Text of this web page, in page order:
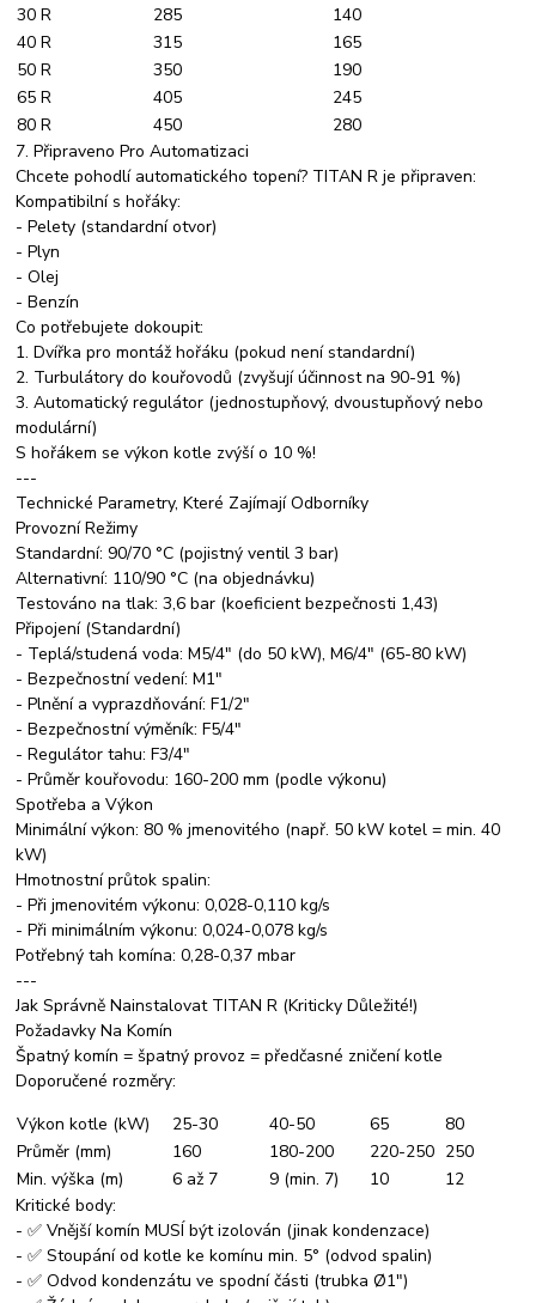
30 R
285
140
40 R
315
165
50 R
350
190
65 R
405
245
80 R
450
280
7. Připraveno Pro Automatizaci
Chcete pohodlí automatického topení? TITAN R je připraven:
Kompatibilní s hořáky:
- Pelety (standardní otvor)
- Plyn
- Olej
- Benzín
Co potřebujete dokoupit:
1. Dvířka pro montáž hořáku (pokud není standardní)
2. Turbulátory do kouřovodů (zvyšují účinnost na 90-91 %)
3. Automatický regulátor (jednostupňový, dvoustupňový nebo
modulární)
S hořákem se výkon kotle zvýší o 10 %!
---
Technické Parametry, Které Zajímají Odborníky
Provozní Režimy
Standardní: 90/70 °C (pojistný ventil 3 bar)
Alternativní: 110/90 °C (na objednávku)
Testováno na tlak: 3,6 bar (koeficient bezpečnosti 1,43)
Připojení (Standardní)
- Teplá/studená voda: M5/4" (do 50 kW), M6/4" (65-80 kW)
- Bezpečnostní vedení: M1"
- Plnění a vyprazdňování: F1/2"
- Bezpečnostní výměník: F5/4"
- Regulátor tahu: F3/4"
- Průměr kouřovodu: 160-200 mm (podle výkonu)
Spotřeba a Výkon
Minimální výkon: 80 % jmenovitého (např. 50 kW kotel = min. 40
kW)
Hmotnostní průtok spalin:
- Při jmenovitém výkonu: 0,028-0,110 kg/s
- Při minimálním výkonu: 0,024-0,078 kg/s
Potřebný tah komína: 0,28-0,37 mbar
---
Jak Správně Nainstalovat TITAN R (Kriticky Důležité!)
Požadavky Na Komín
Špatný komín = špatný provoz = předčasné zničení kotle
Doporučené rozměry:
Výkon kotle (kW)
25-30 40-50 65
80
Průměr (mm)
160 180-200 220-250 250
Min. výška (m)
6 až 7 9 (min. 7) 10
12
Kritické body:
- ✅ Vnější komín MUSÍ být izolován (jinak kondenzace)
- ✅ Stoupání od kotle ke komínu min. 5° (odvod spalin)
- ✅ Odvod kondenzátu ve spodní části (trubka Ø1")